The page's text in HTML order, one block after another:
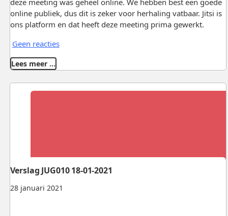
deze meeting was geheel online. We hebben best een goede
online publiek, dus dit is zeker voor herhaling vatbaar. Jitsi is
ons platform en dat heeft deze meeting prima gewerkt.
Geen reacties
Lees meer …
28 januari 2021
Verslag JUG010 18-01-2021